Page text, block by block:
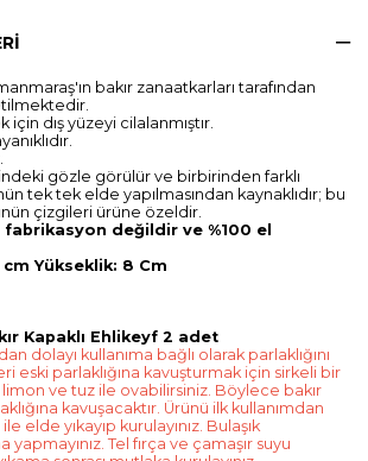
bakır zanaatkarları tarafından
dış yüzeyi cilalanmıştır.
gözle görülür ve birbirinden farklı
tek tek elde yapılmasından kaynaklıdır; bu
çizgileri ürüne özeldir.
fabrikasyon değildir ve %100 el
cm Yükseklik: 8 Cm
Kapaklı Ehlikeyf 2 adet
dolayı kullanıma bağlı olarak parlaklığını
eski parlaklığına kavuşturmak için sirkeli bir
ve tuz ile ovabilirsiniz. Böylece bakır
kavuşacaktır. Ürünü ilk kullanımdan
elde yıkayıp kurulayınız. Bulaşık
yapmayınız. Tel fırça ve çamaşır suyu